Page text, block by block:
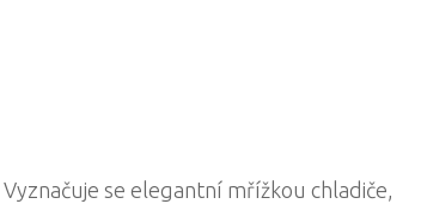
se elegantní mřížkou chladiče,